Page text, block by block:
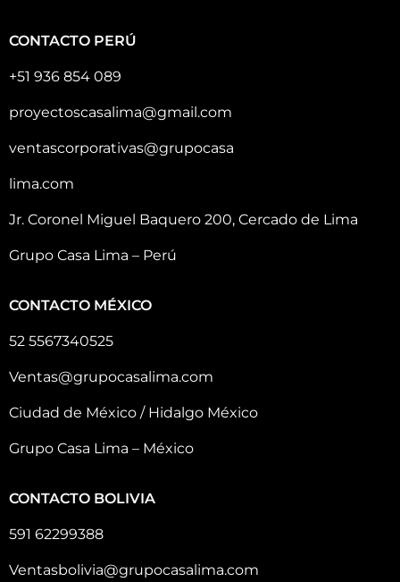
CONTACTO PERÚ
+51 936 854 089
proyectoscasalima@gmail.com
ventascorporativas@grupocasa
lima.com
Jr. Coronel Miguel Baquero 200, Cercado de Lima
Grupo Casa Lima – Perú
CONTACTO MÉXICO
52 5567340525
Ventas@grupocasalima.com
Ciudad de México / Hidalgo México
Grupo Casa Lima – México
CONTACTO BOLIVIA
591 62299388
Ventasbolivia@grupocasalima.com